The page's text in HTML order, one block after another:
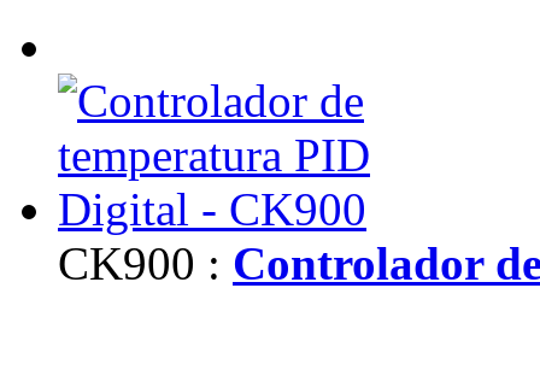
CK900 : Controlador